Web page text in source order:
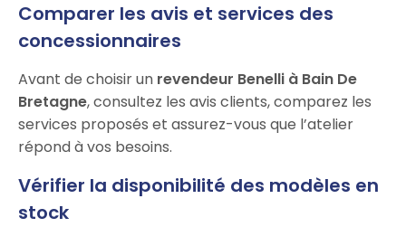
Comparer les avis et services des
concessionnaires
Avant de choisir un revendeur Benelli à Bain De
Bretagne, consultez les avis clients, comparez les
services proposés et assurez-vous que l’atelier
répond à vos besoins.
Vérifier la disponibilité des modèles en
stock